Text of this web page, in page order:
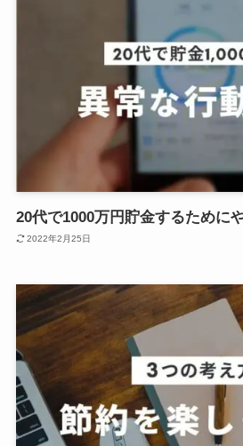
20代で1000万円貯金するために
2022年2月25日